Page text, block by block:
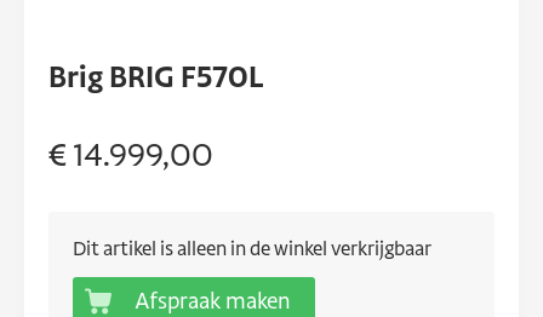
Brig BRIG F570L
€ 14.999,00
Dit artikel is alleen in de winkel verkrijgbaar
Afspraak maken